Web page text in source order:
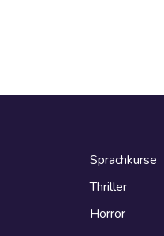
Sprachkurse
Thriller
Horror